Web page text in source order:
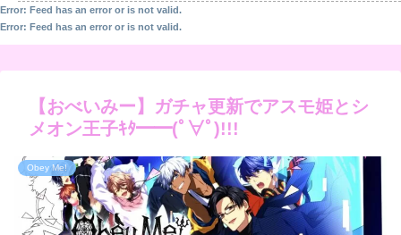
Error: Feed has an error or is not valid.
Error: Feed has an error or is not valid.
【おべいみー】ガチャ更新でアスモ姫とシ
メオン王子ｷﾀ━━(ﾟ∀ﾟ)!!!
Obey Me!